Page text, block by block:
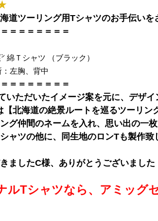
道ツーリング用Tシャツのお手伝いを
＝＝＝＝＝＝＝
綿Ｔシャツ （ブラック）
左胸、背中
＝＝＝＝＝＝＝
いただいたイメージ案を元に、デザイ
北海道の絶景ルートを巡るツーリン
グ仲間のネームを入れ、思い出の一
ャツの他に、同生地のロンTも製作致
ましたC様、 ありがとうございました
ルTシャツなら、アミッグ